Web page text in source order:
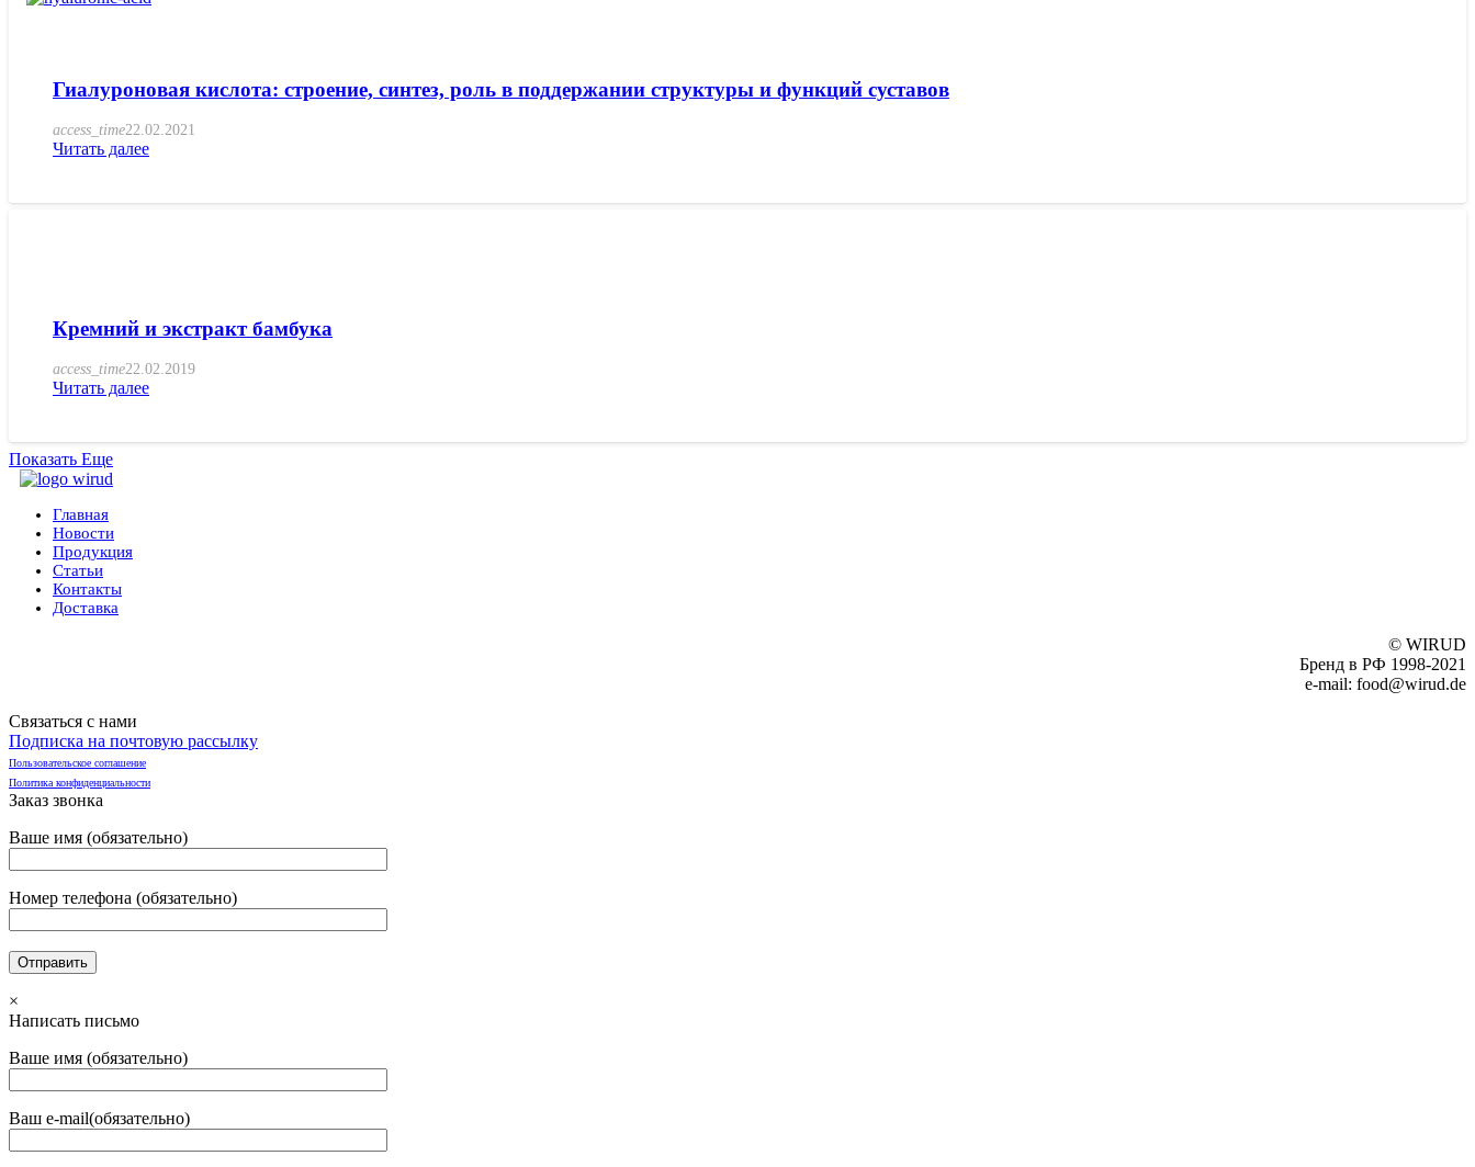
Гиалуроновая кислота: строение, синтез, роль в поддержании структуры и функций суставов
access_time22.02.2021
Читать далее
Кремний и экстракт бамбука
access_time22.02.2019
Читать далее
Показать Еще
Главная
Новости
Продукция
Статьи
Контакты
Доставка
© WIRUD
Бренд в РФ 1998-2021
e-mail: food@wirud.de
Связаться с нами
Подписка на почтовую рассылку
Пользовательское соглашение
Политика конфиденциальности
Заказ звонка
Ваше имя (обязательно)
Номер телефона (обязательно)
×
Написать письмо
Ваше имя (обязательно)
Ваш e-mail(обязательно)